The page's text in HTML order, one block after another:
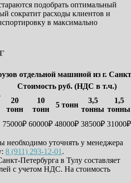
подобрать оптимальный
сократит расходы клиентов и
в максимально
отдельной машиной из г.
Стоимость руб. (НДС в т.ч.)
20
тонн
10
тонн
5 тонн
3,5
тонны
1,5
тонны
75000₽ 60000₽ 48000₽ 38500₽ 31000₽
необходимо уточнять у менеджера
8 (911) 293-12-01 .
Петербурга в Тулу составляет
с учетом НДС. На стоимость